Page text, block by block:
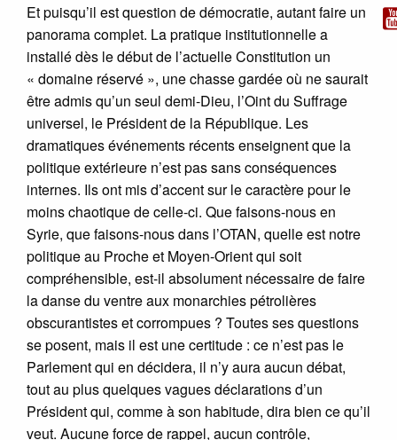
Et puisqu’il est question de démocratie, autant faire un
panorama complet. La pratique institutionnelle a
installé dès le début de l’actuelle Constitution un
« domaine réservé », une chasse gardée où ne saurait
être admis qu’un seul demi-Dieu, l’Oint du Suffrage
universel, le Président de la République. Les
dramatiques événements récents enseignent que la
politique extérieure n’est pas sans conséquences
internes. Ils ont mis d’accent sur le caractère pour le
moins chaotique de celle-ci. Que faisons-nous en
Syrie, que faisons-nous dans l’OTAN, quelle est notre
politique au Proche et Moyen-Orient qui soit
compréhensible, est-il absolument nécessaire de faire
la danse du ventre aux monarchies pétrolières
obscurantistes et corrompues ? Toutes ses questions
se posent, mais il est une certitude : ce n’est pas le
Parlement qui en décidera, il n’y aura aucun débat,
tout au plus quelques vagues déclarations d’un
Président qui, comme à son habitude, dira bien ce qu’il
veut. Aucune force de rappel, aucun contrôle,